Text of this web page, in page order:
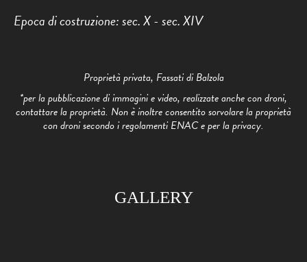
Epoca di costruzione: sec. X - sec. XIV
Proprietà privata, Fassati di Balzola
*per la pubblicazione di immagini e video, realizzate anche con droni,
contattare la proprietà. Non è inoltre consentito sorvolare la proprietà
con droni secondo i regolamenti ENAC e per la privacy.
GALLERY